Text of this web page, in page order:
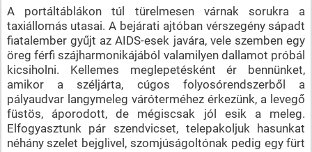
A portáltáblákon túl türelmesen várnak sorukra a
taxiállomás utasai. A bejárati ajtóban vérszegény sápadt
fiatalember gyűjt az AIDS-esek javára, vele szemben egy
öreg férfi szájharmonikájából valamilyen dallamot próbál
kicsiholni. Kellemes meglepetésként ér bennünket,
amikor a széljárta, cúgos folyosórendszerből a
pályaudvar langymeleg váróterméhez érkezünk, a levegő
füstös, áporodott, de mégiscsak jól esik a meleg.
Elfogyasztunk pár szendvicset, telepakoljuk hasunkat
néhány szelet bejglivel, szomjúságoltónak pedig egy fürt